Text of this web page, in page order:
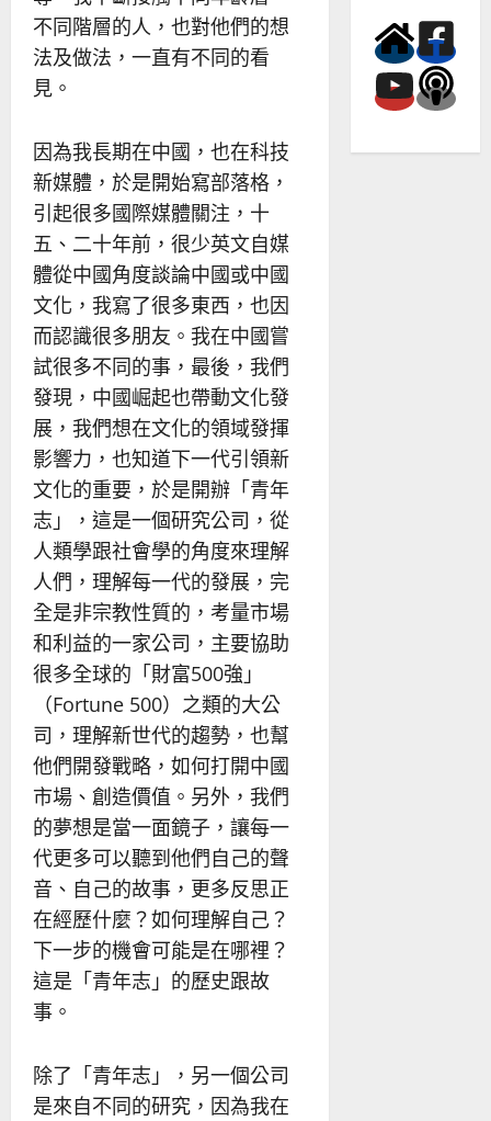
不同階層的人，也對他們的想
法及做法，一直有不同的看
見。
因為我長期在中國，也在科技
新媒體，於是開始寫部落格，
引起很多國際媒體關注，十
五、二十年前，很少英文自媒
體從中國角度談論中國或中國
文化，我寫了很多東西，也因
而認識很多朋友。我在中國嘗
試很多不同的事，最後，我們
發現，中國崛起也帶動文化發
展，我們想在文化的領域發揮
影響力，也知道下一代引領新
文化的重要，於是開辦「青年
志」，這是一個研究公司，從
人類學跟社會學的角度來理解
人們，理解每一代的發展，完
全是非宗教性質的，考量市場
和利益的一家公司，主要協助
很多全球的「財富500強」
（Fortune 500）之類的大公
司，理解新世代的趨勢，也幫
他們開發戰略，如何打開中國
市場、創造價值。另外，我們
的夢想是當一面鏡子，讓每一
代更多可以聽到他們自己的聲
音、自己的故事，更多反思正
在經歷什麼？如何理解自己？
下一步的機會可能是在哪裡？
這是「青年志」的歷史跟故
事。
除了「青年志」，另一個公司
是來自不同的研究，因為我在